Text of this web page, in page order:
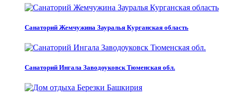
Санаторий Жемчужина Зауралья Курганская область
Санаторий Ингала Заводоуковск Тюменская обл.